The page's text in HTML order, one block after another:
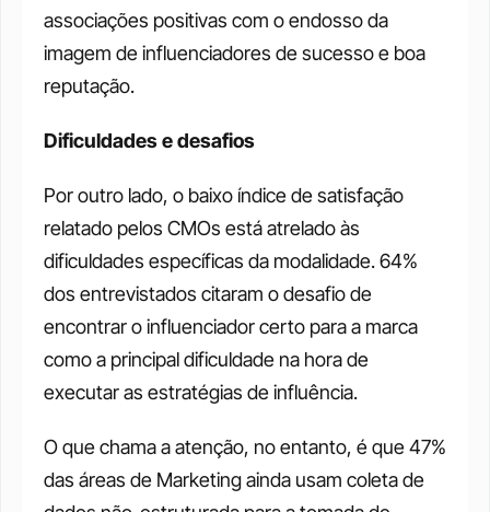
associações positivas com o endosso da
imagem de influenciadores de sucesso e boa
reputação.
Dificuldades e desafios
Por outro lado, o baixo índice de satisfação
relatado pelos CMOs está atrelado às
dificuldades específicas da modalidade. 64%
dos entrevistados citaram o desafio de
encontrar o influenciador certo para a marca
como a principal dificuldade na hora de
executar as estratégias de influência.
O que chama a atenção, no entanto, é que 47%
das áreas de Marketing ainda usam coleta de